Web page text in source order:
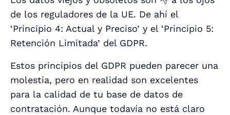
de los reguladores de la UE. De ahí el
‘Principio 4: Actual y Preciso’ y el ‘Principio 5:
Retención Limitada’ del GDPR.
Estos principios del GDPR pueden parecer una
molestia, pero en realidad son excelentes
para la calidad de tu base de datos de
contratación. Aunque todavía no está claro